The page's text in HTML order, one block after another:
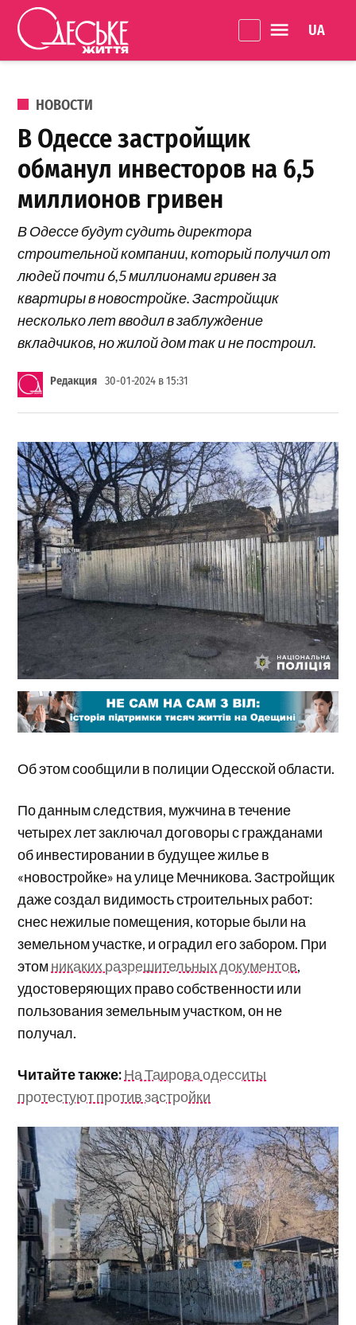
Перейти к содержанию
життя
ОПУБЛИКОВАНО В
НОВОСТИ
В Одессе застройщик
обманул инвесторов на 6,5
миллионов гривен
В Одессе будут судить директора
строительной компании, который получил от
людей почти 6,5 миллионами гривен за
квартиры в новостройке. Застройщик
несколько лет вводил в заблуждение
вкладчиков, но жилой дом так и не построил.
Редакция 30-01-2024 в 15:31
Об этом сообщили в полиции Одесской области.
По данным следствия, мужчина в течение
четырех лет заключал договоры с гражданами
об инвестировании в будущее жилье в
«новостройке» на улице Мечникова. Застройщик
даже создал видимость строительных работ:
снес нежилые помещения, которые были на
земельном участке, и оградил его забором. При
этомникаких разрешительных документов,
удостоверяющих право собственности или
пользования земельным участком, он не
получал.
Читайте также:На Таирова одесситы
протестуют против застройки